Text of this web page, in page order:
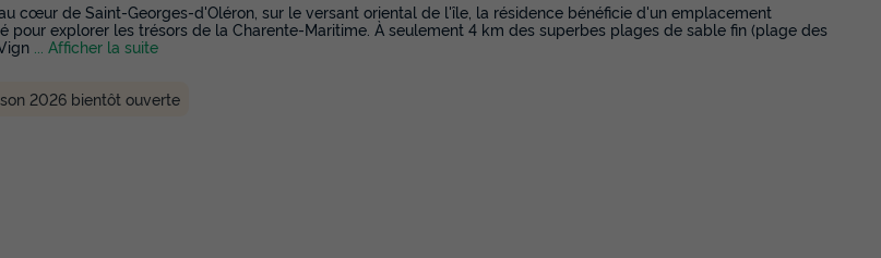
cœur de Saint-Georges-d'Oléron, sur le versant oriental de l'île, la résidence bénéficie d'un emplacement
pour explorer les trésors de la Charente-Maritime. À seulement 4 km des superbes plages de sable fin (plage des
... Afficher la suite
2026 bientôt ouverte